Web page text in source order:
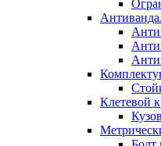
Клетевой